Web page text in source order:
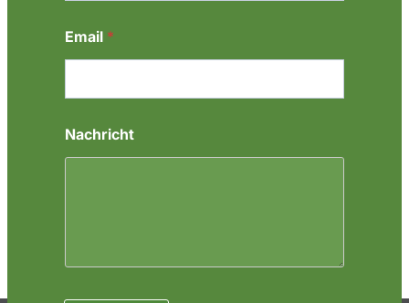
a
m
e
Email *
Nachricht